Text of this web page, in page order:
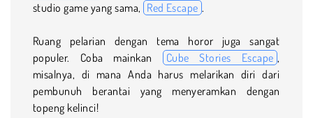
studio game yang sama, Red Escape .
Ruang pelarian dengan tema horor juga sangat
populer. Coba mainkan
Cube Stories Escape ,
misalnya, di mana Anda harus melarikan diri dari
pembunuh berantai yang menyeramkan dengan
topeng kelinci!